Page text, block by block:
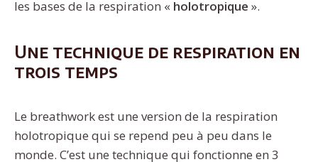
les bases de la respiration « holotropique ».
Une technique de respiration en
trois temps
Le breathwork est une version de la respiration
holotropique qui se repend peu à peu dans le
monde. C’est une technique qui fonctionne en 3